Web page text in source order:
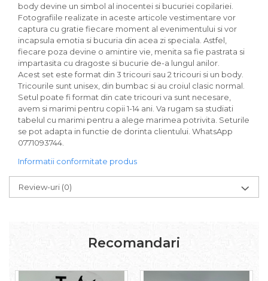
body devine un simbol al inocentei si bucuriei copilariei.
Fotografiile realizate in aceste articole vestimentare vor
captura cu gratie fiecare moment al evenimentului si vor
incapsula emotia si bucuria din acea zi speciala. Astfel,
fiecare poza devine o amintire vie, menita sa fie pastrata si
impartasita cu dragoste si bucurie de-a lungul anilor.
Acest set este format din 3 tricouri sau 2 tricouri si un body.
Tricourile sunt unisex, din bumbac si au croiul clasic normal.
Setul poate fi format din cate tricouri va sunt necesare,
avem si marimi pentru copii 1-14 ani. Va rugam sa studiati
tabelul cu marimi pentru a alege marimea potrivita. Seturile
se pot adapta in functie de dorinta clientului. WhatsApp
0771093744.
Informatii conformitate produs
Review-uri (0)
Recomandari